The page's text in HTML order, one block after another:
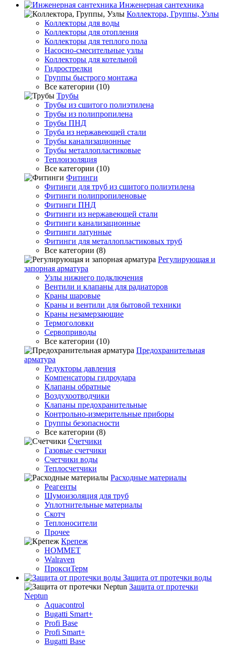
Инженерная сантехника
Коллектора, Группы, Узлы
Коллекторы для воды
Коллекторы для отопления
Коллекторы для теплого пола
Насосно-смесительные узлы
Коллекторы для котельной
Гидрострелки
Группы быстрого монтажа
Все категории (10)
Трубы
Трубы из сшитого полиэтилена
Трубы из полипропилена
Трубы ПНД
Труба из нержавеющей стали
Трубы канализационные
Трубы металлопластиковые
Теплоизоляция
Все категории (10)
Фитинги
Фитинги для труб из сшитого полиэтилена
Фитинги полипропиленовые
Фитинги ПНД
Фитинги из нержавеющей стали
Фитинги канализационные
Фитинги латунные
Фитинги для металлопластиковых труб
Все категории (8)
Регулирующая и
запорная арматура
Узлы нижнего подключения
Вентили и клапаны для радиаторов
Краны шаровые
Краны и вентили для бытовой техники
Краны незамерзающие
Термоголовки
Сервоприводы
Все категории (10)
Предохранительная
арматура
Редукторы давления
Компенсаторы гидроудара
Клапаны обратные
Воздухоотводчики
Клапаны предохранительные
Контрольно-измерительные приборы
Группы безопасности
Все категории (8)
Счетчики
Газовые счетчики
Счетчики воды
Теплосчетчики
Расходные материалы
Реагенты
Шумоизоляция для труб
Уплотнительные материалы
Скотч
Теплоносители
Прочее
Крепеж
HOMMET
Walraven
ПроксиТерм
Защита от протечки воды
Защита от протечки
Neptun
Aquacontrol
Bugatti Smart+
Profi Base
Profi Smart+
Bugatti Base